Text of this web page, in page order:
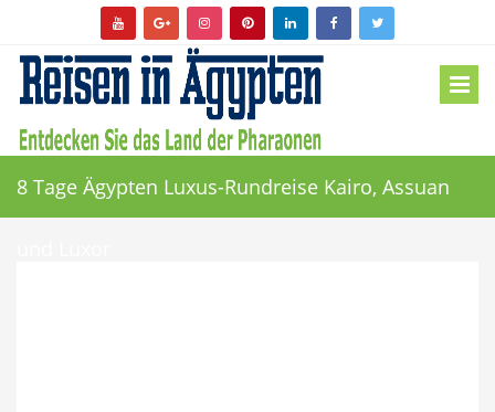
8 Tage Ägypten Luxus-Rundreise Kairo, Assuan